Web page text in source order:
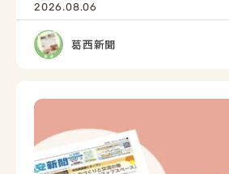
2026.08.06
葛西新聞